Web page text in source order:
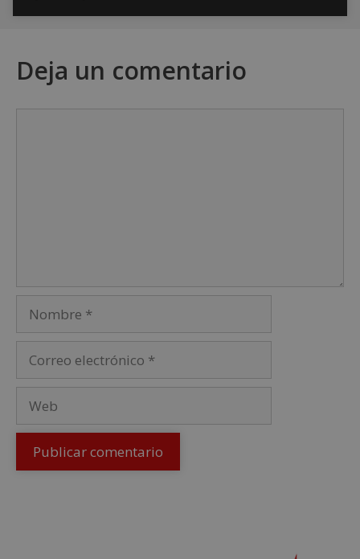
Deja un comentario